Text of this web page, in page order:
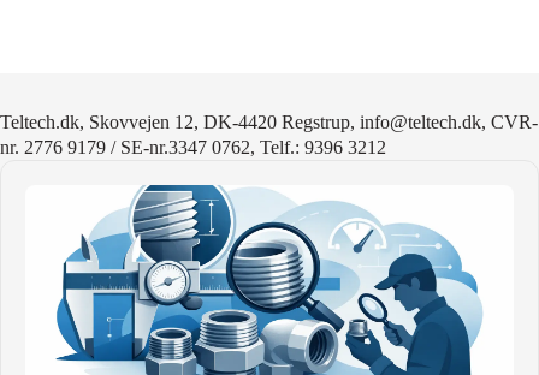
Teltech.dk, Skovvejen 12, DK-4420 Regstrup, info@teltech.dk, CVR-
nr. 2776 9179 / SE-nr.3347 0762, Telf.: 9396 3212